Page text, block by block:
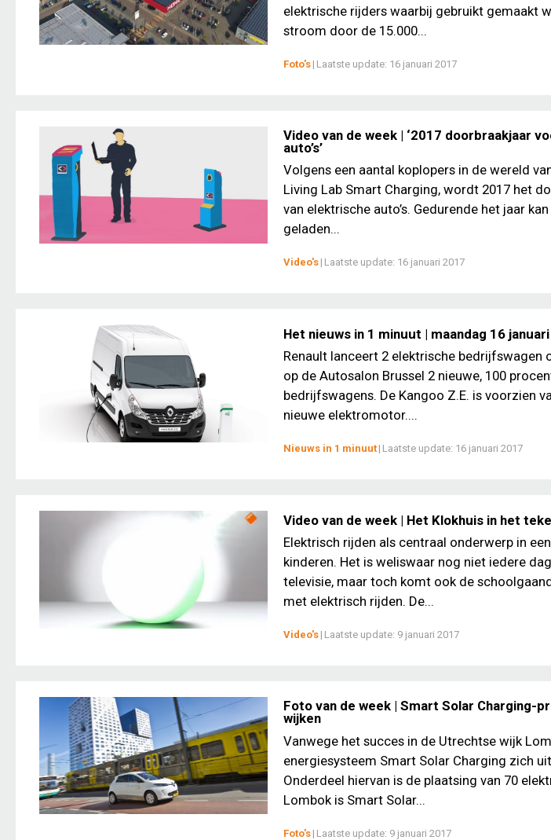
elektrische rijders waarbij gebruikt gemaakt
stroom door de 15.000...
Foto's | Laatste update: 16 januari 2017
Video van de week | ‘2017 doorbraakjaar
auto’s’
Volgens een aantal koplopers in de wereld
Living Lab Smart Charging, wordt 2017 het
van elektrische auto’s. Gedurende het jaar
geladen...
Video's | Laatste update: 16 januari 2017
Het nieuws in 1 minuut | maandag 16
Renault lanceert 2 elektrische bedrijfswagen
op de Autosalon Brussel 2 nieuwe, 100
bedrijfswagens. De Kangoo Z.E. is voorzien
nieuwe elektromotor....
Nieuws in 1 minuut | Laatste update: 16 januari 2017
Video van de week | Het Klokhuis in het
Elektrisch rijden als centraal onderwerp in
kinderen. Het is weliswaar nog niet iedere
televisie, maar toch komt ook de
met elektrisch rijden. De...
Video's | Laatste update: 9 januari 2017
Foto van de week | Smart Solar Charging-
wijken
Vanwege het succes in de Utrechtse wijk
energiesysteem Smart Solar Charging zich
Onderdeel hiervan is de plaatsing van 70
Lombok is Smart Solar...
Foto's | Laatste update: 9 januari 2017